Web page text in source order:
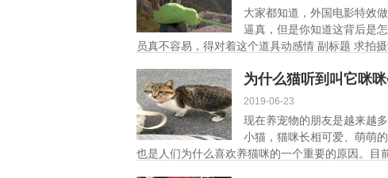
大家都知道，外国电影特效
逼真，但是你知道这背后是
员真不容易，得对着这个道具动感情 副标题 求拍
为什么猫听到叫它咪
2019-06-23
现在养宠物的朋友是越来越
小猫，猫咪长相可爱、萌萌
也是人们为什么喜欢养猫咪的一个重要的原因。目